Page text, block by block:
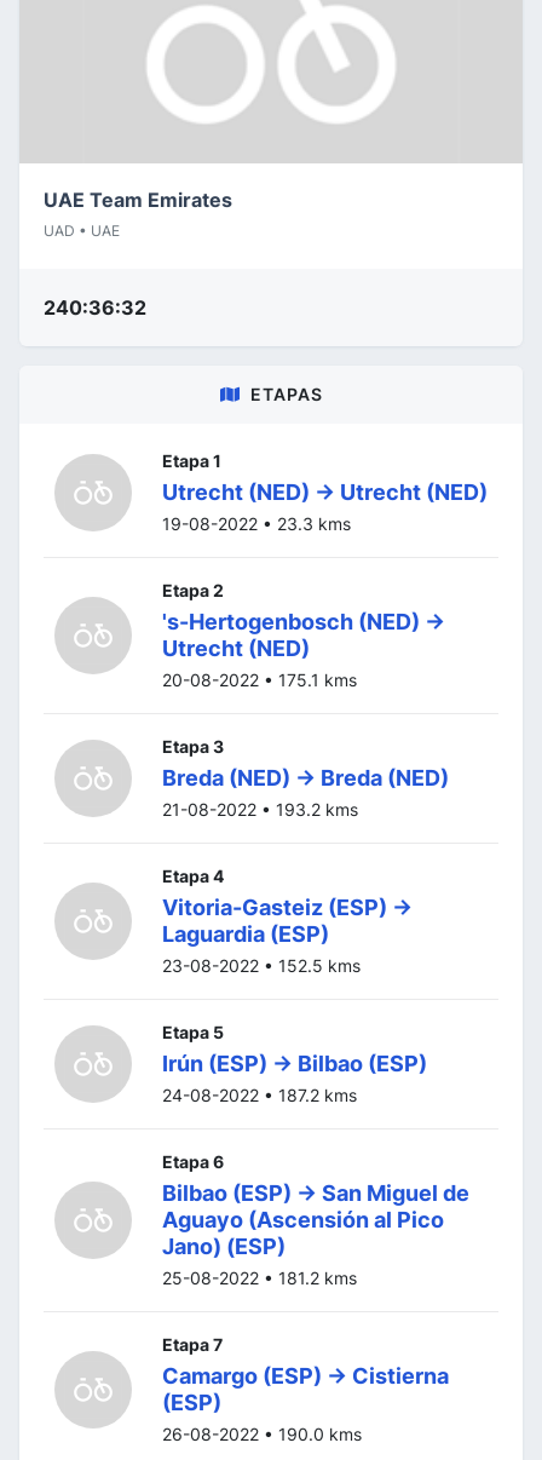
UAE Team Emirates
UAD • UAE
240:36:32
ETAPAS
Etapa 1
Utrecht (NED) -> Utrecht (NED)
19-08-2022 • 23.3 kms
Etapa 2
's-Hertogenbosch (NED) ->
Utrecht (NED)
20-08-2022 • 175.1 kms
Etapa 3
Breda (NED) -> Breda (NED)
21-08-2022 • 193.2 kms
Etapa 4
Vitoria-Gasteiz (ESP) ->
Laguardia (ESP)
23-08-2022 • 152.5 kms
Etapa 5
Irún (ESP) -> Bilbao (ESP)
24-08-2022 • 187.2 kms
Etapa 6
Bilbao (ESP) -> San Miguel de
Aguayo (Ascensión al Pico
Jano) (ESP)
25-08-2022 • 181.2 kms
Etapa 7
Camargo (ESP) -> Cistierna
(ESP)
26-08-2022 • 190.0 kms